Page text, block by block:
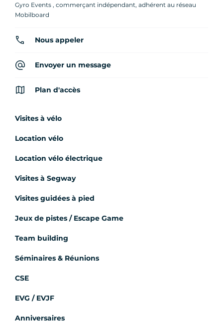
Gyro Events , commerçant indépendant, adhérent au réseau
Mobilboard
Nous appeler
Envoyer un message
Plan d'accès
Visites à vélo
Location vélo
Location vélo électrique
Visites à Segway
Visites guidées à pied
Jeux de pistes / Escape Game
Team building
Séminaires & Réunions
CSE
EVG / EVJF
Anniversaires